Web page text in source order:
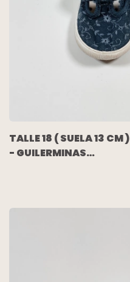
TALLE 18 ( SUELA 13 CM )
- GUILERMINAS